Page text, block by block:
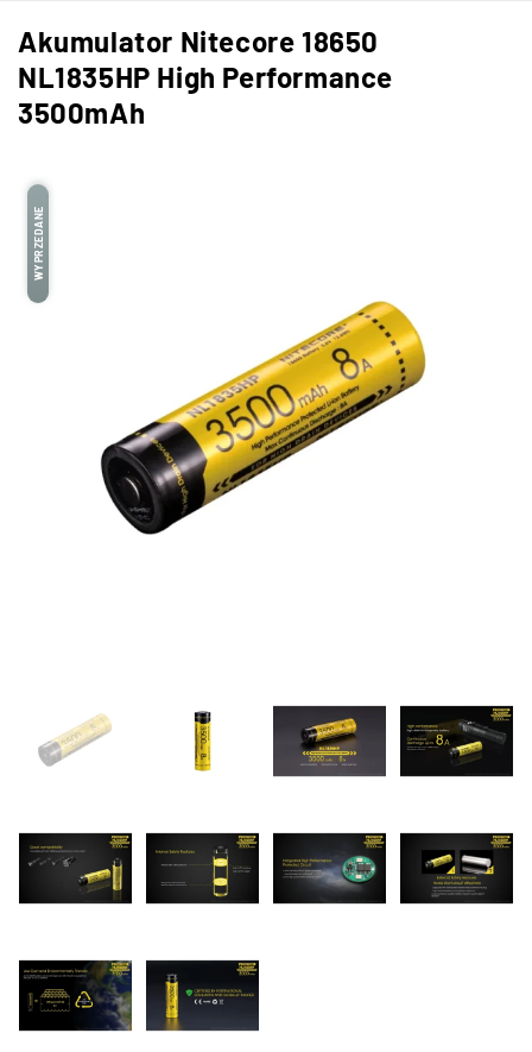
Akumulator Nitecore 18650
NL1835HP High Performance
3500mAh
WYPRZEDANE